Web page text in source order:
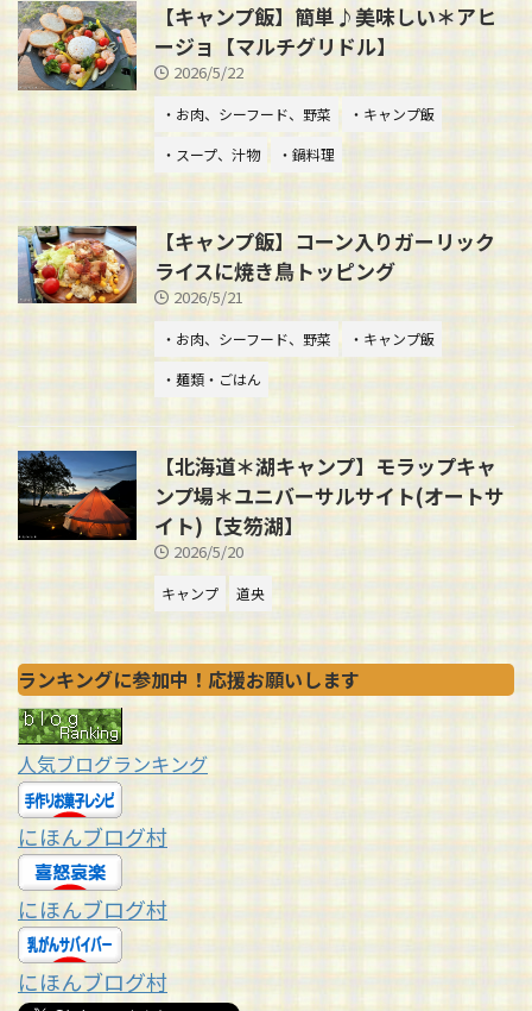
【キャンプ飯】簡単♪美味しい＊アヒ
ージョ【マルチグリドル】
2026/5/22
・お肉、シーフード、野菜
・キャンプ飯
・スープ、汁物
・鍋料理
【キャンプ飯】コーン入りガーリック
ライスに焼き鳥トッピング
2026/5/21
・お肉、シーフード、野菜
・キャンプ飯
・麺類・ごはん
【北海道＊湖キャンプ】モラップキャ
ンプ場＊ユニバーサルサイト(オートサ
イト)【支笏湖】
2026/5/20
キャンプ 道央
ランキングに参加中！応援お願いします
人気ブログランキング
にほんブログ村
にほんブログ村
にほんブログ村